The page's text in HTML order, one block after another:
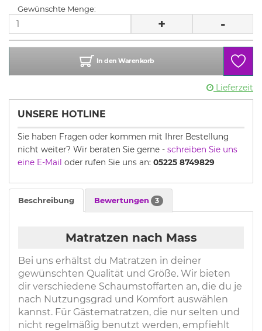
Gewünschte Menge:
+ -
In den Warenkorb
Lieferzeit
UNSERE HOTLINE
Sie haben Fragen oder kommen mit Ihrer Bestellung
nicht weiter? Wir beraten Sie gerne - schreiben Sie uns
eine E-Mail oder rufen Sie uns an: 05225 8749829
Beschreibung Bewertungen 3
Matratzen nach Mass
Bei uns erhältst du Matratzen in deiner
gewünschten Qualität und Größe. Wir bieten
dir verschiedene Schaumstoffarten an, die du je
nach Nutzungsgrad und Komfort auswählen
kannst. Für Gästematratzen, die nur selten und
nicht regelmäßig benutzt werden, empfiehlt